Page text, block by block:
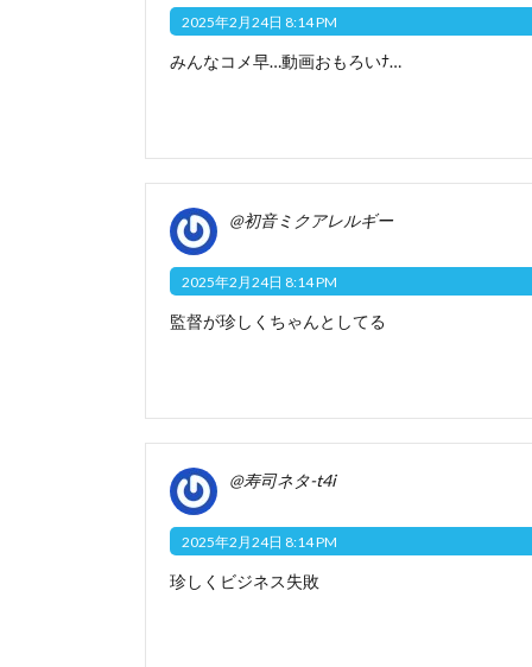
2025年2月24日 8:14 PM
みんなコメ早…動画おもろいﾅ…
@初音ミクアレルギー
2025年2月24日 8:14 PM
監督が珍しくちゃんとしてる
@寿司ネタ-t4i
2025年2月24日 8:14 PM
珍しくビジネス失敗